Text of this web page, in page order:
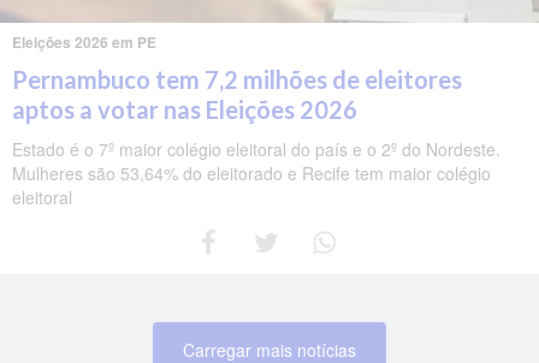
Eleições 2026 em PE
Pernambuco tem 7,2 milhões de eleitores
aptos a votar nas Eleições 2026
Estado é o 7º maior colégio eleitoral do país e o 2º do Nordeste.
Mulheres são 53,64% do eleitorado e Recife tem maior colégio
eleitoral
Carregar mais notícias